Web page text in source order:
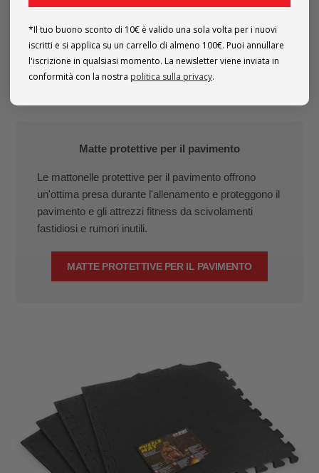
ACCESSORI COMPATIBILI
(non inclusi nella fornitura)
Matte protettive per il pavimento
Le mattonelle protettive per il pavimento offrono
un'ottima presa durante l'allenamento e proteggono il
pavimento e gli attrezzi fitness da scivolamenti
fastidiosi e rumori inutili.
MATTE PROTETTIVE PER IL PAVIMENTO
*Il tuo buono sconto di 10€ è valido una sola volta per i nuovi
iscritti e si applica su un carrello di almeno 100€. Puoi annullare
l'iscrizione in qualsiasi momento. La newsletter viene inviata in
conformità con la nostra politica sulla privacy.